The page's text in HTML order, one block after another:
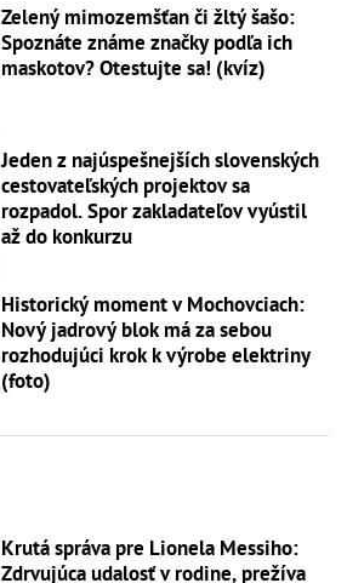
Zelený mimozemšťan či žltý šašo:
Spoznáte známe značky podľa ich
maskotov? Otestujte sa! (kvíz)
Jeden z najúspešnejších slovenských
cestovateľských projektov sa
rozpadol. Spor zakladateľov vyústil
až do konkurzu
Historický moment v Mochovciach:
Nový jadrový blok má za sebou
rozhodujúci krok k výrobe elektriny
(foto)
Krutá správa pre Lionela Messiho:
Zdrvujúca udalosť v rodine, prežíva